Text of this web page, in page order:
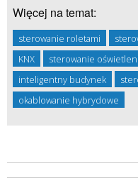
Więcej na temat:
sterowanie roletami
KNX
sterowanie
inteligentny budynek
okablowanie hybrydowe